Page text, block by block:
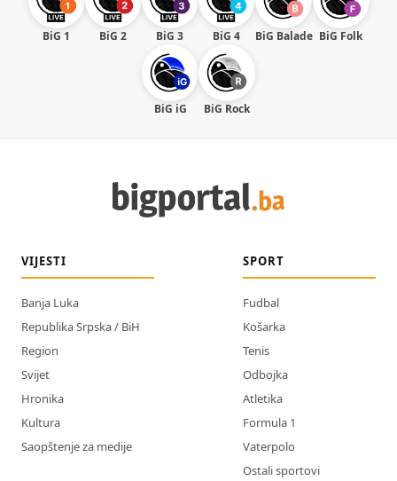
BiG 1 BiG 2 BiG 3 BiG 4 BiG Balade BiG Folk
BiG iG BiG Rock
VIJESTI
Banja Luka
Republika Srpska / BiH
Region
Svijet
Hronika
Kultura
Saopštenje za medije
SPORT
Fudbal
Košarka
Tenis
Odbojka
Atletika
Formula 1
Vaterpolo
Ostali sportovi